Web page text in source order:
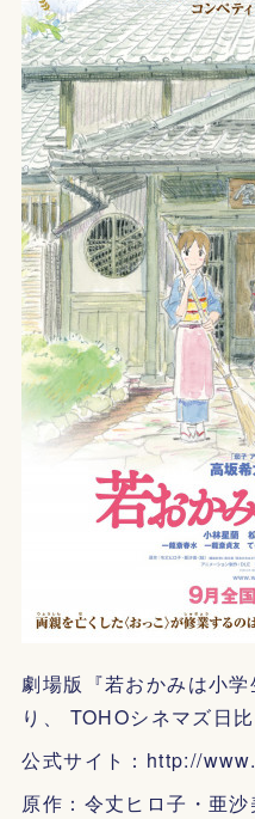
劇場版『若おかみは小
り、 TOHOシネマズ日
公式サイト：http://
原作：令丈ヒロ子・亜